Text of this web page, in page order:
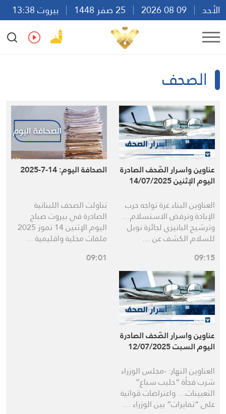
الأحد
بيروت 13:38
Ar
En Fr Es
الصحف
عناوين واسرار الصّحف الصادرة
اليوم الإثنين 14/07/2025
العناوين البناء غزة تواجه حرب
الإبادة وترفض الاستسلام…
وترشيح البانيزي لجائزة نوبل
للسلام الكشف عن …
09:15
الصحافة اليوم: 14-7-2025
تناولت الصحف اللبنانية
الصادرة في بيروت صباح
اليوم الإثنين 14 تموز 2025
ملفات محلية واقليمية …
09:01
عناوين واسرار الصّحف الصادرة
اليوم السبت 12/07/2025
العناوين النهار: -مجلس الوزراء
شرب فجأة “حليب سباع”
التعيينات… واعتراضات قواتية
على “تمايزات” بين الوزراء …